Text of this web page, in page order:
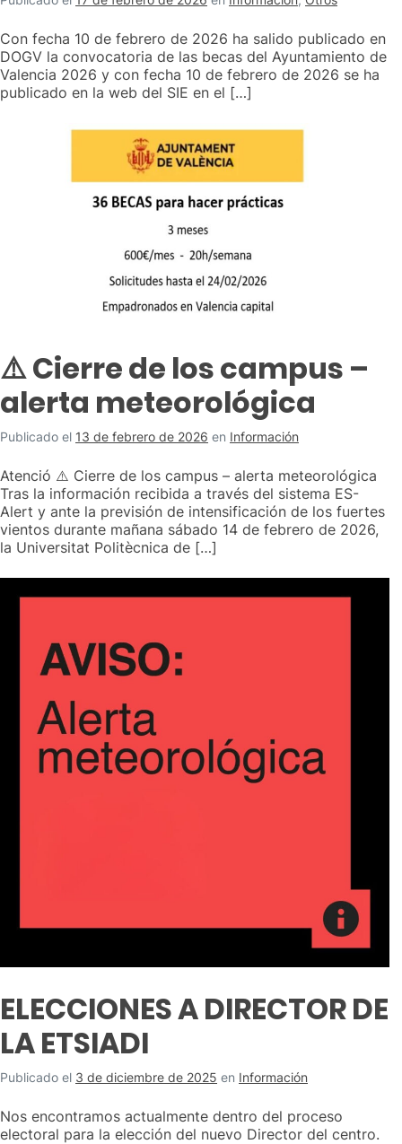
Con fecha 10 de febrero de 2026 ha salido publicado en
DOGV la convocatoria de las becas del Ayuntamiento de
Valencia 2026 y con fecha 10 de febrero de 2026 se ha
publicado en la web del SIE en el […]
⚠️ Cierre de los campus –
alerta meteorológica
Publicado el 13 de febrero de 2026 en Información
Atenció ⚠️ Cierre de los campus – alerta meteorológica
Tras la información recibida a través del sistema ES-
Alert y ante la previsión de intensificación de los fuertes
vientos durante mañana sábado 14 de febrero de 2026,
la Universitat Politècnica de […]
ELECCIONES A DIRECTOR DE
LA ETSIADI
Publicado el 3 de diciembre de 2025 en Información
Nos encontramos actualmente dentro del proceso
electoral para la elección del nuevo Director del centro.